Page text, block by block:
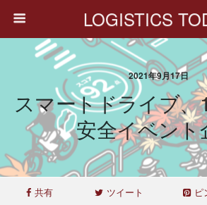
LOGISTICS
2021年9月17日
スマートドライブ、
安全イベント
共有 ツイート ピ